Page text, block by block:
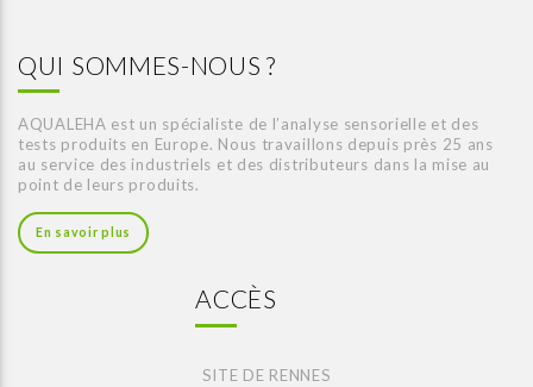
QUI SOMMES-NOUS ?
AQUALEHA est un spécialiste de l’analyse sensorielle et des
tests produits en Europe. Nous travaillons depuis près 25 ans
au service des industriels et des distributeurs dans la mise au
point de leurs produits.
En savoir plus
ACCÈS
SITE DE RENNES